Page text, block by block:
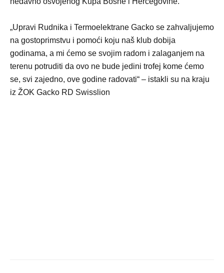
„Upravi Rudnika i Termoelektrane Gacko se zahvaljujemo
na gostoprimstvu i pomoći koju naš klub dobija
godinama, a mi ćemo se svojim radom i zalaganjem na
terenu potruditi da ovo ne bude jedini trofej kome ćemo
se, svi zajedno, ove godine radovati“ – istakli su na kraju
iz ŽOK Gacko RD Swisslion